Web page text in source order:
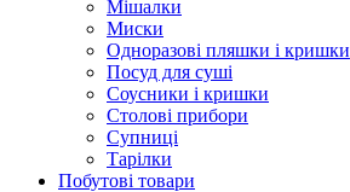
Мішалки
Миски
Одноразові пляшки і кришки
Посуд для суші
Соусники і кришки
Столові прибори
Супниці
Тарілки
Побутові товари